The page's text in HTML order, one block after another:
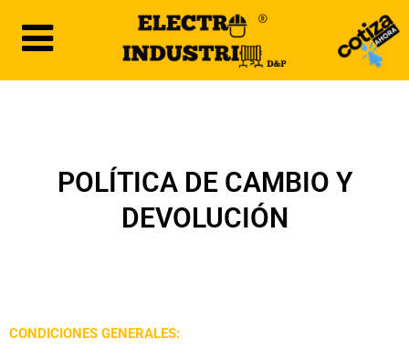
POLÍTICA DE CAMBIO Y
DEVOLUCIÓN
CONDICIONES GENERALES: